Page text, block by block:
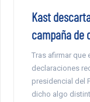
Kast
campaña de
Tras afirmar que
declaraciones
presidencial del
dicho algo